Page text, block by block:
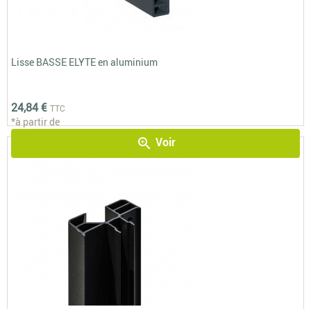
Lisse BASSE ELYTE en aluminium
24,84 € TTC
*à partir de
zoom_in Voir